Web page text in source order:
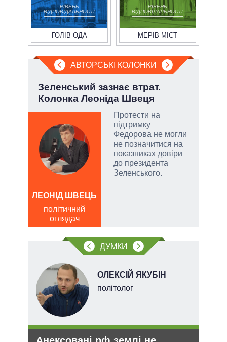
РІВЕНЬ
ВІДПОВІДАЛЬНОСТІ
ГОЛІВ ОДА
РІВЕНЬ
ВІДПОВІДАЛЬНОСТІ
МЕРІВ МІСТ
АВТОРСЬКІ КОЛОНКИ
Зеленський зазнає втрат.
Колонка Леоніда Швеця
Протести на
підтримку
Федорова не могли
не позначитися на
показниках довіри
до президента
Зеленського.
ЛЕОНІД ШВЕЦЬ
політичний
оглядач
ДУМКИ
ОЛЕКСІЙ ЯКУБІН
політолог